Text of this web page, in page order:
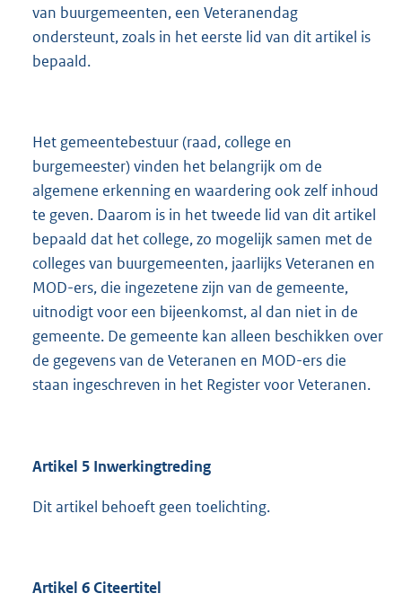
van buurgemeenten, een Veteranendag
ondersteunt, zoals in het eerste lid van dit artikel is
bepaald.
Het gemeentebestuur (raad, college en
burgemeester) vinden het belangrijk om de
algemene erkenning en waardering ook zelf inhoud
te geven. Daarom is in het tweede lid van dit artikel
bepaald dat het college, zo mogelijk samen met de
colleges van buurgemeenten, jaarlijks Veteranen en
MOD-ers, die ingezetene zijn van de gemeente,
uitnodigt voor een bijeenkomst, al dan niet in de
gemeente. De gemeente kan alleen beschikken over
de gegevens van de Veteranen en MOD-ers die
staan ingeschreven in het Register voor Veteranen.
Artikel 5 Inwerkingtreding
Dit artikel behoeft geen toelichting.
Artikel 6 Citeertitel